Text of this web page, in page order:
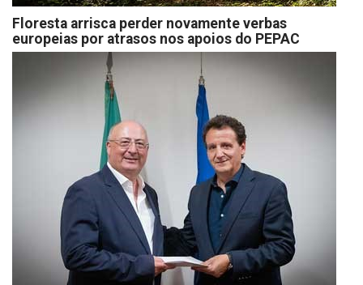
Floresta arrisca perder novamente verbas
europeias por atrasos nos apoios do PEPAC